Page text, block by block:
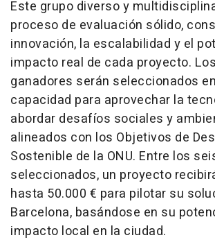
Este grupo diverso y
proceso de evaluación sólido,
innovación, la escalabilidad y el
impacto real de cada proyecto.
ganadores serán seleccionados
capacidad para aprovechar la
abordar desafíos sociales y
alineados con los Objetivos de
Sostenible de la ONU. Entre los
seleccionados, un proyecto
hasta 50.000 € para pilotar su
Barcelona, basándose en su
impacto local en la ciudad.